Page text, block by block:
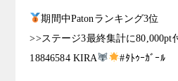
期間中Patonランキング3位
>>ステージ3最終集計に80,000pt
18846584 KIRA
#ﾀﾄｩｰｶﾞｰﾙ